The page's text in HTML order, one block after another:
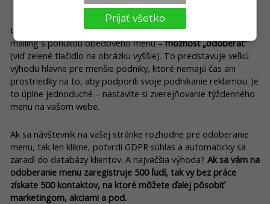
Vytvárajte si databázu zákazníkov
Už sme spomenuli, že aplikácia ponúka aj automatizovaný
mailing s ponukou obedového menu –možnosť „odoberať“
(viď zelené tlačidlo na obrázku vyššie). To predstavuje veľkú
výhodu hlavne pre menšie podniky, ktoré nemajú čas ani
prostriedky na to, aby podporili svoje podnikanie reklamou. Je
to úplne jednoduché – nastavíte si zverejňovanie týždenného
menu na vašom webe.
Ak sa návštevník na vašej stránke rozhodne pre odoberanie
menu, tak len klikne, potvrdí GDPR súhlas a automaticky sa
zaradí do databázy klientov. A najväčšia výhoda? Ak sa vám na
odoberanie menu zaregistruje 500 ľudí, tak vy bez práce
získate 500 kontaktov, na ktoré môžete ďalej pôsobiť
marketingom, akciami a pod.
Prijať všetko